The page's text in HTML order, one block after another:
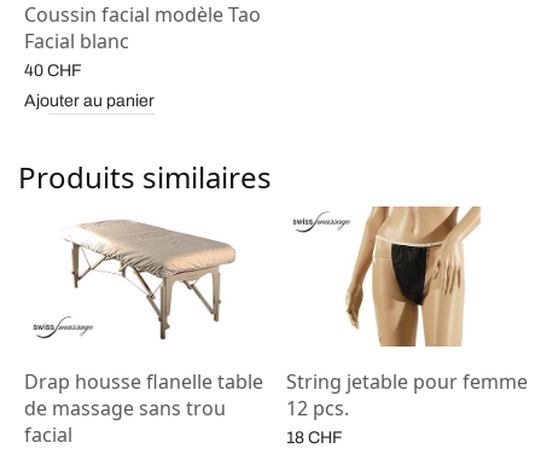
Coussin facial modèle Tao
Facial blanc
40 CHF
Ajouter au panier
Produits similaires
Drap housse flanelle table
de massage sans trou
facial
String jetable pour femme
12 pcs.
18 CHF